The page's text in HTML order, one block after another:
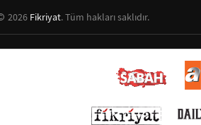
2026 Fikriyat. Tüm hakları saklıdır.